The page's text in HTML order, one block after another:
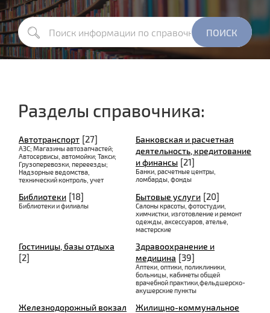
Разделы справочника:
Автотранспорт [27]
АЗС; Магазины автозапчастей;
Автосервисы, автомойки; Такси;
Грузоперевозки, перееезды;
Надзорные ведомства,
технический контроль, учет
Банковская и расчетная
деятельность, кредитование
и финансы [21]
Банки, расчетные центры,
ломбарды, фонды
Библиотеки [18]
Библиотеки и филиалы
Бытовые услуги [20]
Салоны красоты, фотостудии,
химчистки, изготовление и ремонт
одежды, аксессуаров, ателье,
мастерские
Гостиницы, базы отдыха
[2]
Здравоохранение и
медицина [39]
Аптеки, оптики, поликлиники,
больницы, кабинеты общей
врачебной практики,фельдшерско-
акушерские пункты
Железнодорожный вокзал
Жилищно-коммунальное